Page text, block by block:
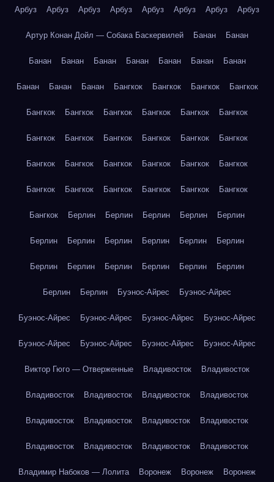
Арбуз Арбуз Арбуз Арбуз Арбуз Арбуз Арбуз Арбуз
Артур Конан Дойл — Собака Баскервилей Банан Банан
Банан Банан Банан Банан Банан Банан Банан
Банан Банан Банан Бангкок Бангкок Бангкок Бангкок
Бангкок Бангкок Бангкок Бангкок Бангкок Бангкок
Бангкок Бангкок Бангкок Бангкок Бангкок Бангкок
Бангкок Бангкок Бангкок Бангкок Бангкок Бангкок
Бангкок Бангкок Бангкок Бангкок Бангкок Бангкок
Бангкок Берлин Берлин Берлин Берлин Берлин
Берлин Берлин Берлин Берлин Берлин Берлин
Берлин Берлин Берлин Берлин Берлин Берлин
Берлин Берлин Буэнос-Айрес Буэнос-Айрес
Буэнос-Айрес Буэнос-Айрес Буэнос-Айрес Буэнос-Айрес
Буэнос-Айрес Буэнос-Айрес Буэнос-Айрес Буэнос-Айрес
Виктор Гюго — Отверженные Владивосток Владивосток
Владивосток Владивосток Владивосток Владивосток
Владивосток Владивосток Владивосток Владивосток
Владивосток Владивосток Владивосток Владивосток
Владимир Набоков — Лолита Воронеж Воронеж Воронеж